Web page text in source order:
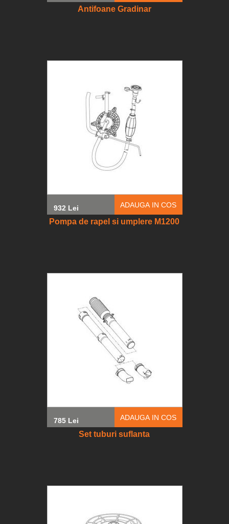
Antifoane Gradinar
932 Lei ADAUGA IN COS
Pompa de rapel si umplere M1200
785 Lei ADAUGA IN COS
Set tuburi suflanta